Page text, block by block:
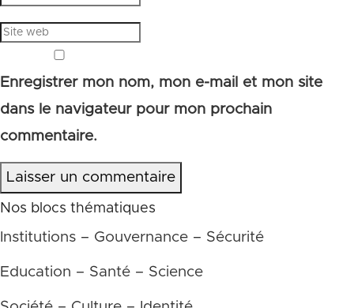
Enregistrer mon nom, mon e-mail et mon site
dans le navigateur pour mon prochain
commentaire.
Laisser un commentaire
Nos blocs thématiques
Institutions – Gouvernance – Sécurité
Education – Santé – Science